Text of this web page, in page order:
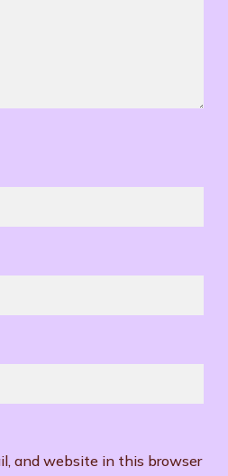
and website in this browser